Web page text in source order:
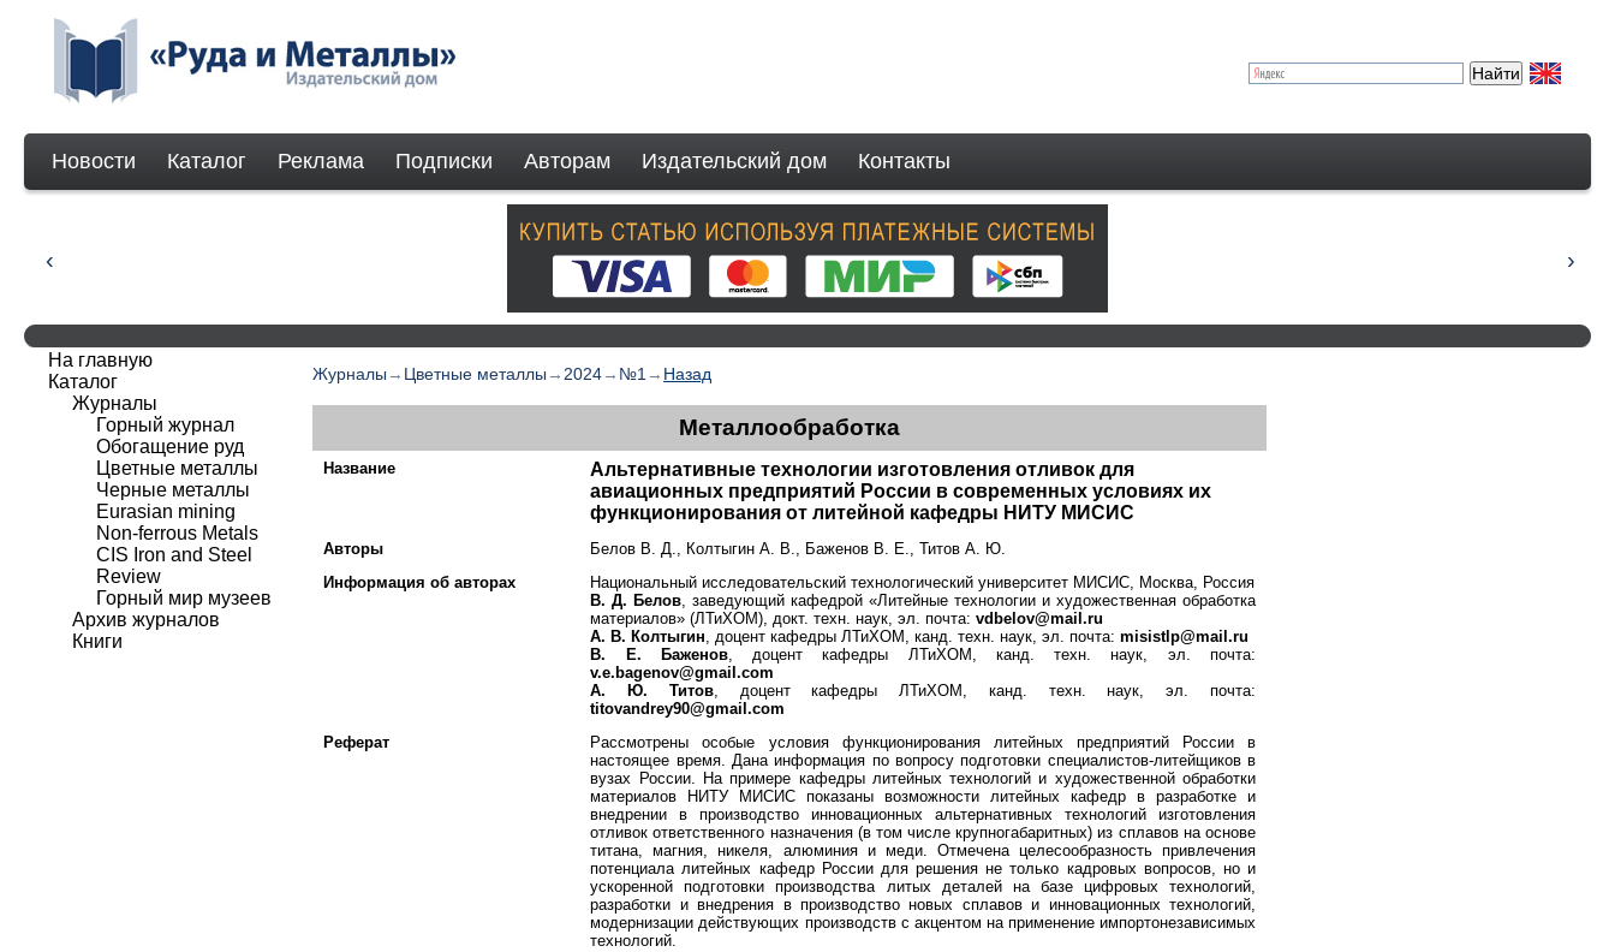
Новости Каталог Реклама Подписки Авторам Издательский дом Контакты
Журналы → Цветные металлы → 2024→ №1 → Назад
Металлообработка
Название
Альтернативные технологии изготовления отливок для
авиационных предприятий России в современных условиях их
функционирования от литейной кафедры НИТУ МИСИС
Авторы
Белов В. Д., Колтыгин А. В., Баженов В. Е., Титов А. Ю.
Информация об авторах
Национальный исследовательский технологический университет МИСИС, Москва, Россия
В. Д. Белов , заведующий кафедрой «Литейные технологии и художественная обработка
материалов» (ЛТиХОМ), докт. техн. наук, эл. почта:vdbelov@mail.ru
А. В. Колтыгин , доцент кафедры ЛТиХОМ, канд. техн. наук, эл. почта:misistlp@mail.ru
В. Е. Баженов, доцент кафедры ЛТиХОМ, канд. техн. наук, эл. почта:
v.e.bagenov@gmail.com
А. Ю. Титов, доцент кафедры ЛТиХОМ, канд. техн. наук, эл. почта:
titovandrey90@gmail.com
Реферат
Рассмотрены особые условия функционирования литейных предприятий России в
настоящее время. Дана информация по вопросу подготовки специалистов-литейщиков в
вузах России. На примере кафедры литейных технологий и художественной обработки
материалов НИТУ МИСИС показаны возможности литейных кафедр в разработке и
внедрении в производство инновационных альтернативных технологий изготовления
отливок ответственного назначения (в том числе крупногабаритных) из сплавов на основе
титана, магния, никеля, алюминия и меди. Отмечена целесообразность привлечения
потенциала литейных кафедр России для решения не только кадровых вопросов, но и
ускоренной подготовки производства литых деталей на базе цифровых технологий,
разработки и внедрения в производство новых сплавов и инновационных технологий,
модернизации действующих производств с акцентом на применение импортонезависимых
технологий.
На главную
Каталог
Журналы
Горный журнал
Обогащение руд
Цветные металлы
Черные металлы
Eurasian mining
Non-ferrous Мetals
CIS Iron and Steel
Review
Горный мир музеев
Архив журналов
Книги